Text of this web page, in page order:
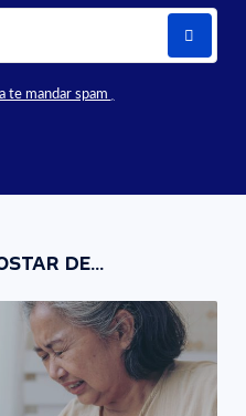
te mandar spam
DE...